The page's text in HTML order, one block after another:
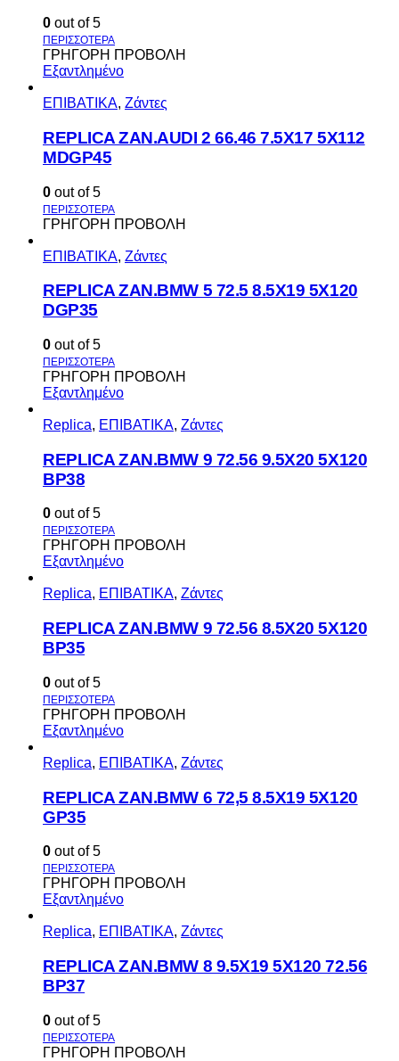
0 out of 5
ΓΡΗΓΟΡΗ ΠΡΟΒΟΛΗ
Εξαντλημένο
ΕΠΙΒΑΤΙΚΑ, Ζάντες
REPLICA ZAN.AUDI 2 66.46 7.5X17 5X112
MDGP45
0 out of 5
ΓΡΗΓΟΡΗ ΠΡΟΒΟΛΗ
ΕΠΙΒΑΤΙΚΑ, Ζάντες
REPLICA ZAN.BMW 5 72.5 8.5X19 5X120
DGP35
0 out of 5
ΓΡΗΓΟΡΗ ΠΡΟΒΟΛΗ
Εξαντλημένο
Replica, ΕΠΙΒΑΤΙΚΑ, Ζάντες
REPLICA ZAN.BMW 9 72.56 9.5X20 5X120
BP38
0 out of 5
ΓΡΗΓΟΡΗ ΠΡΟΒΟΛΗ
Εξαντλημένο
Replica, ΕΠΙΒΑΤΙΚΑ, Ζάντες
REPLICA ZAN.BMW 9 72.56 8.5X20 5X120
BP35
0 out of 5
ΓΡΗΓΟΡΗ ΠΡΟΒΟΛΗ
Εξαντλημένο
Replica, ΕΠΙΒΑΤΙΚΑ, Ζάντες
REPLICA ZAN.BMW 6 72,5 8.5X19 5X120
GP35
0 out of 5
ΓΡΗΓΟΡΗ ΠΡΟΒΟΛΗ
Εξαντλημένο
Replica, ΕΠΙΒΑΤΙΚΑ, Ζάντες
REPLICA ZAN.BMW 8 9.5X19 5X120 72.56
BP37
0 out of 5
ΓΡΗΓΟΡΗ ΠΡΟΒΟΛΗ